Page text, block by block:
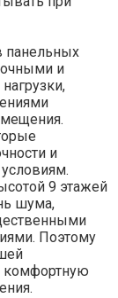
панельных
и
и
9 этажей
шума,
Поэтому
комфортную